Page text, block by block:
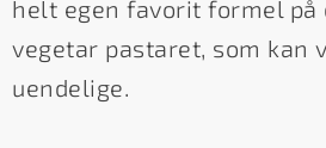
helt egen favorit formel på
vegetar pastaret, som kan
uendelige.